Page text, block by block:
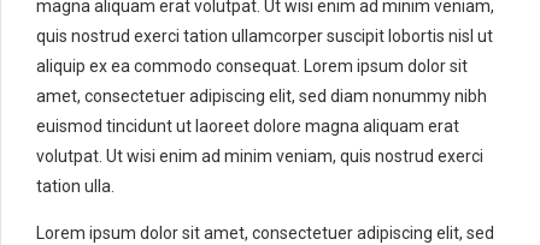
magna aliquam erat volutpat. Ut wisi enim ad minim veniam,
quis nostrud exerci tation ullamcorper suscipit lobortis nisl ut
aliquip ex ea commodo consequat. Lorem ipsum dolor sit
amet, consectetuer adipiscing elit, sed diam nonummy nibh
euismod tincidunt ut laoreet dolore magna aliquam erat
volutpat. Ut wisi enim ad minim veniam, quis nostrud exerci
tation ulla.
Lorem ipsum dolor sit amet, consectetuer adipiscing elit, sed